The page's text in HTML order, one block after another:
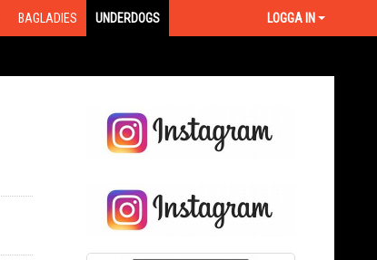
BAGLADIES UNDERDOGS LOGGA IN